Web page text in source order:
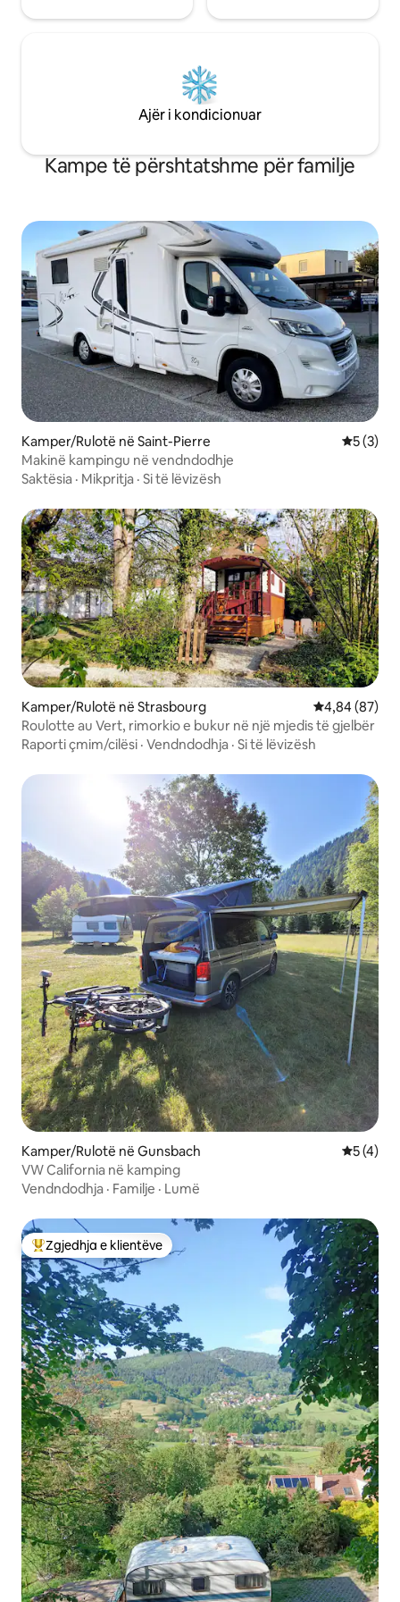
Ajër i kondicionuar
Kampe të përshtatshme për familje
Kamper/Rulotë në Saint-Pierre
5 (3)
Makinë kampingu në vendndodhje
Saktësia · Mikpritja · Si të lëvizësh
Kamper/Rulotë në Strasbourg Vlerësimi
4,84 (87)
Roulotte au Vert, rimorkio e bukur në një mjedis të gjelbër
Raporti çmim/cilësi · Vendndodhja · Si të lëvizësh
Kamper/Rulotë në Gunsbach
5 (4)
VW California në kamping
Vendndodhja · Familje · Lumë
Më të mirat e zgjedhjeve të klientëve
Zgjedhja e klientëve